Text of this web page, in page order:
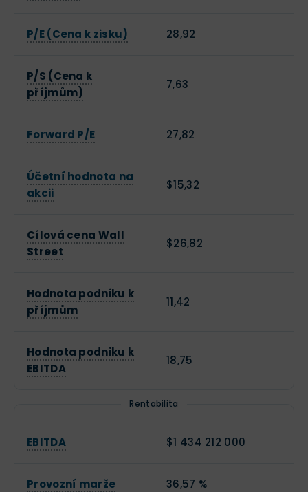
P/E (Cena k zisku) 28,92
P/S (Cena k
příjmům)
7,63
Forward P/E 27,82
Účetní hodnota na
akcii
$15,32
Cílová cena Wall
Street
$26,82
Hodnota podniku k
příjmům
11,42
Hodnota podniku k
EBITDA
18,75
Rentabilita
EBITDA $1 434 212 000
Provozní marže 36,57 %